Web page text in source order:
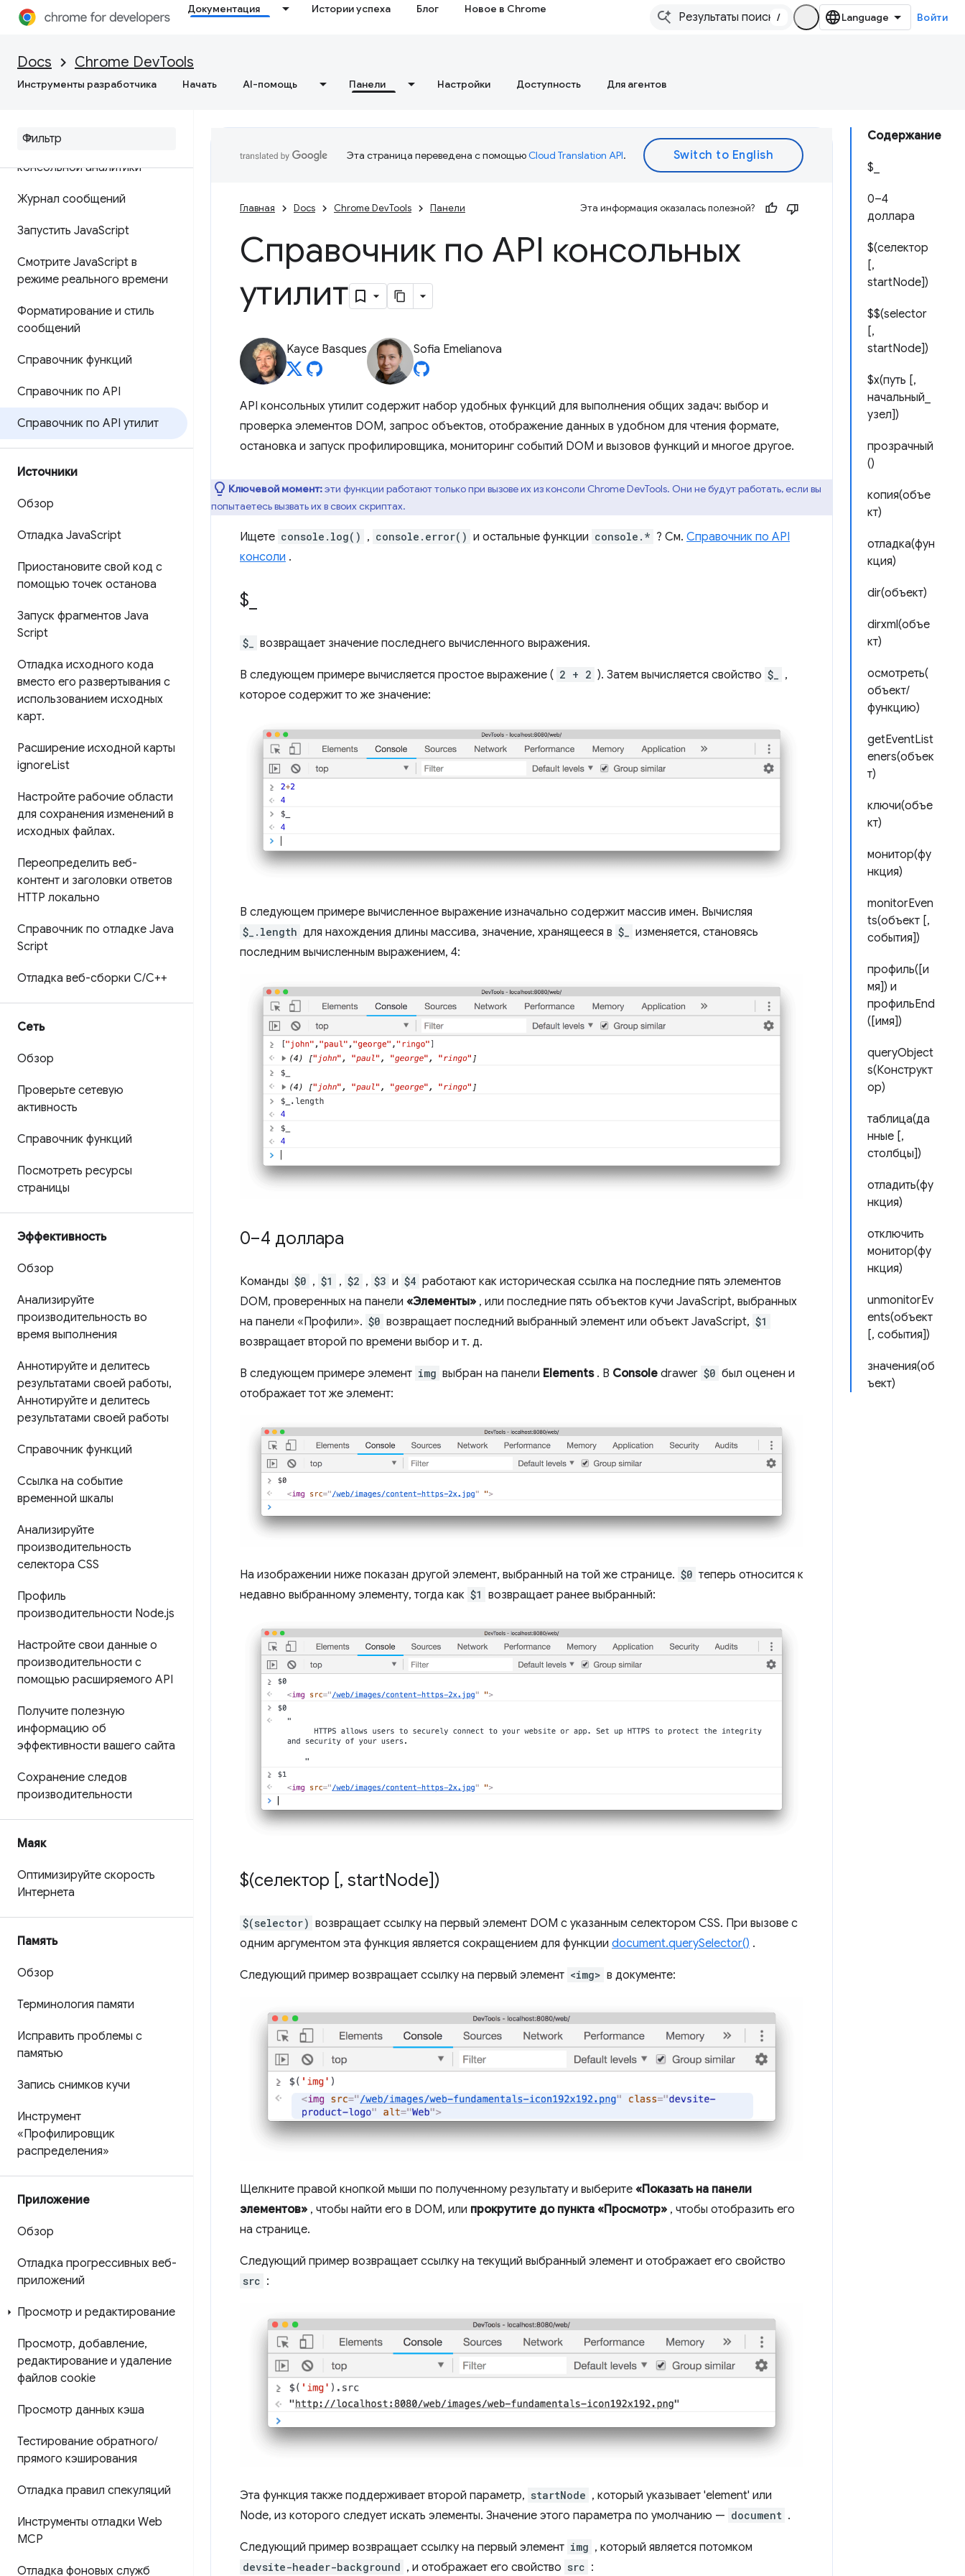
Документация Истории успеха Блог Новое в Chrome
/ Войти
Docs Chrome DevTools
Инструменты разработчика Начать AI-помощь Панели Настройки Доступность Для агентов
CSS
Cloud Console
Анализ ошибок и
консольной аналитики
Журнал сообщений
Запустить JavaScript
Смотрите JavaScript в
режиме реального времени
Форматирование и стиль
сообщений
Справочник функций
Справочник по API
Справочник по API утилит
Источники
Обзор
Отладка JavaScript
Приостановите свой код с
помощью точек останова
Запуск фрагментов Java
Script
Отладка исходного кода
вместо его развертывания с
использованием исходных
карт.
Расширение исходной карты
ignoreList
Настройте рабочие области
для сохранения изменений в
исходных файлах.
Переопределить веб-
контент и заголовки ответов
HTTP локально
Справочник по отладке Java
Script
Отладка веб-сборки C/C++
Сеть
Обзор
Проверьте сетевую
активность
Справочник функций
Посмотреть ресурсы
страницы
Эффективность
Обзор
Анализируйте
производительность во
время выполнения
Аннотируйте и делитесь
результатами своей работы,
Аннотируйте и делитесь
результатами своей работы
Справочник функций
Ссылка на событие
временной шкалы
Анализируйте
производительность
селектора CSS
Профиль
производительности Node.js
Настройте свои данные о
производительности с
помощью расширяемого API
Получите полезную
информацию об
эффективности вашего сайта
Сохранение следов
производительности
Маяк
Оптимизируйте скорость
Интернета
Память
Обзор
Терминология памяти
Исправить проблемы с
памятью
Запись снимков кучи
Инструмент
«Профилировщик
распределения»
Приложение
Обзор
Отладка прогрессивных веб-
приложений
Просмотр и редактирование
Просмотр, добавление,
редактирование и удаление
файлов cookie
Просмотр данных кэша
Тестирование обратного/
прямого кэширования
Отладка правил спекуляций
Инструменты отладки Web
MCP
Отладка фоновых служб
Содержание
$_
0–4
доллара
$(селектор
[,
startNode])
$$(selector
[,
startNode])
$x(путь [,
начальный_
узел])
прозрачный
()
копия(объе
кт)
отладка(фун
кция)
dir(объект)
dirxml(объе
кт)
осмотреть(
объект/
функцию)
getEventList
eners(объек
т)
ключи(объе
кт)
монитор(фу
нкция)
monitorEven
ts(объект [,
события])
профиль([и
мя]) и
профильEnd
([имя])
queryObject
s(Конструкт
ор)
таблица(да
нные [,
столбцы])
отладить(фу
нкция)
отключить
монитор(фу
нкция)
unmonitorEv
ents(объект
[, события])
значения(об
ъект)
Эта страница переведена с помощьюCloud Translation API.
Главная Docs Chrome DevTools Панели Эта информация оказалась полезной?
Справочник по API консольных
утилит
Kayce Basques Sofia Emelianova
API консольных утилит содержит набор удобных функций для выполнения общих задач: выбор и
проверка элементов DOM, запрос объектов, отображение данных в удобном для чтения формате,
остановка и запуск профилировщика, мониторинг событий DOM и вызовов функций и многое другое.
Ключевой момент:эти функции работают только при вызове их из консоли Chrome DevTools. Они не будут работать, если вы
попытаетесь вызвать их в своих скриптах.
Ищете console.log() , console.error() и остальные функции console.* ? См. Справочник по API
консоли .
$
$_ возвращает значение последнего вычисленного выражения.
В следующем примере вычисляется простое выражение ( 2 + 2 ). Затем вычисляется свойство $_
,
которое содержит то же значение:
В следующем примере вычисленное выражение изначально содержит массив имен. Вычисляя
$_.length для нахождения длины массива, значение, хранящееся в $_
изменяется, становясь
последним вычисленным выражением, 4:
0–4 доллара
Команды $0 , $1 , $2 , $3 и $4 работают как историческая ссылка на последние пять элементов
DOM, проверенных на панели «Элементы» , или последние пять объектов кучи JavaScript, выбранных
на панели «Профили». $0 возвращает последний выбранный элемент или объект JavaScript, $1
возвращает второй по времени выбор и т. д.
В следующем примере элемент img выбран на панели Elements. В Console drawer $0 был оценен и
отображает тот же элемент:
На изображении ниже показан другой элемент, выбранный на той же странице. $0 теперь относится к
недавно выбранному элементу, тогда как $1 возвращает ранее выбранный:
$(селектор [, startNode])
$(selector) возвращает ссылку на первый элемент DOM с указанным селектором CSS. При вызове с
одним аргументом эта функция является сокращением для функции document.querySelector() .
Следующий пример возвращает ссылку на первый элемент <img> в документе:
Щелкните правой кнопкой мыши по полученному результату и выберите «Показать на панели
элементов» , чтобы найти его в DOM, или прокрутите до пункта «Просмотр» , чтобы отобразить его
на странице.
Следующий пример возвращает ссылку на текущий выбранный элемент и отображает его свойство
src :
Эта функция также поддерживает второй параметр, startNode , который указывает 'element' или
Node, из которого следует искать элементы. Значение этого параметра по умолчанию — document .
Следующий пример возвращает ссылку на первый элемент img , который является потомком
devsite-header-background , и отображает его свойство src :